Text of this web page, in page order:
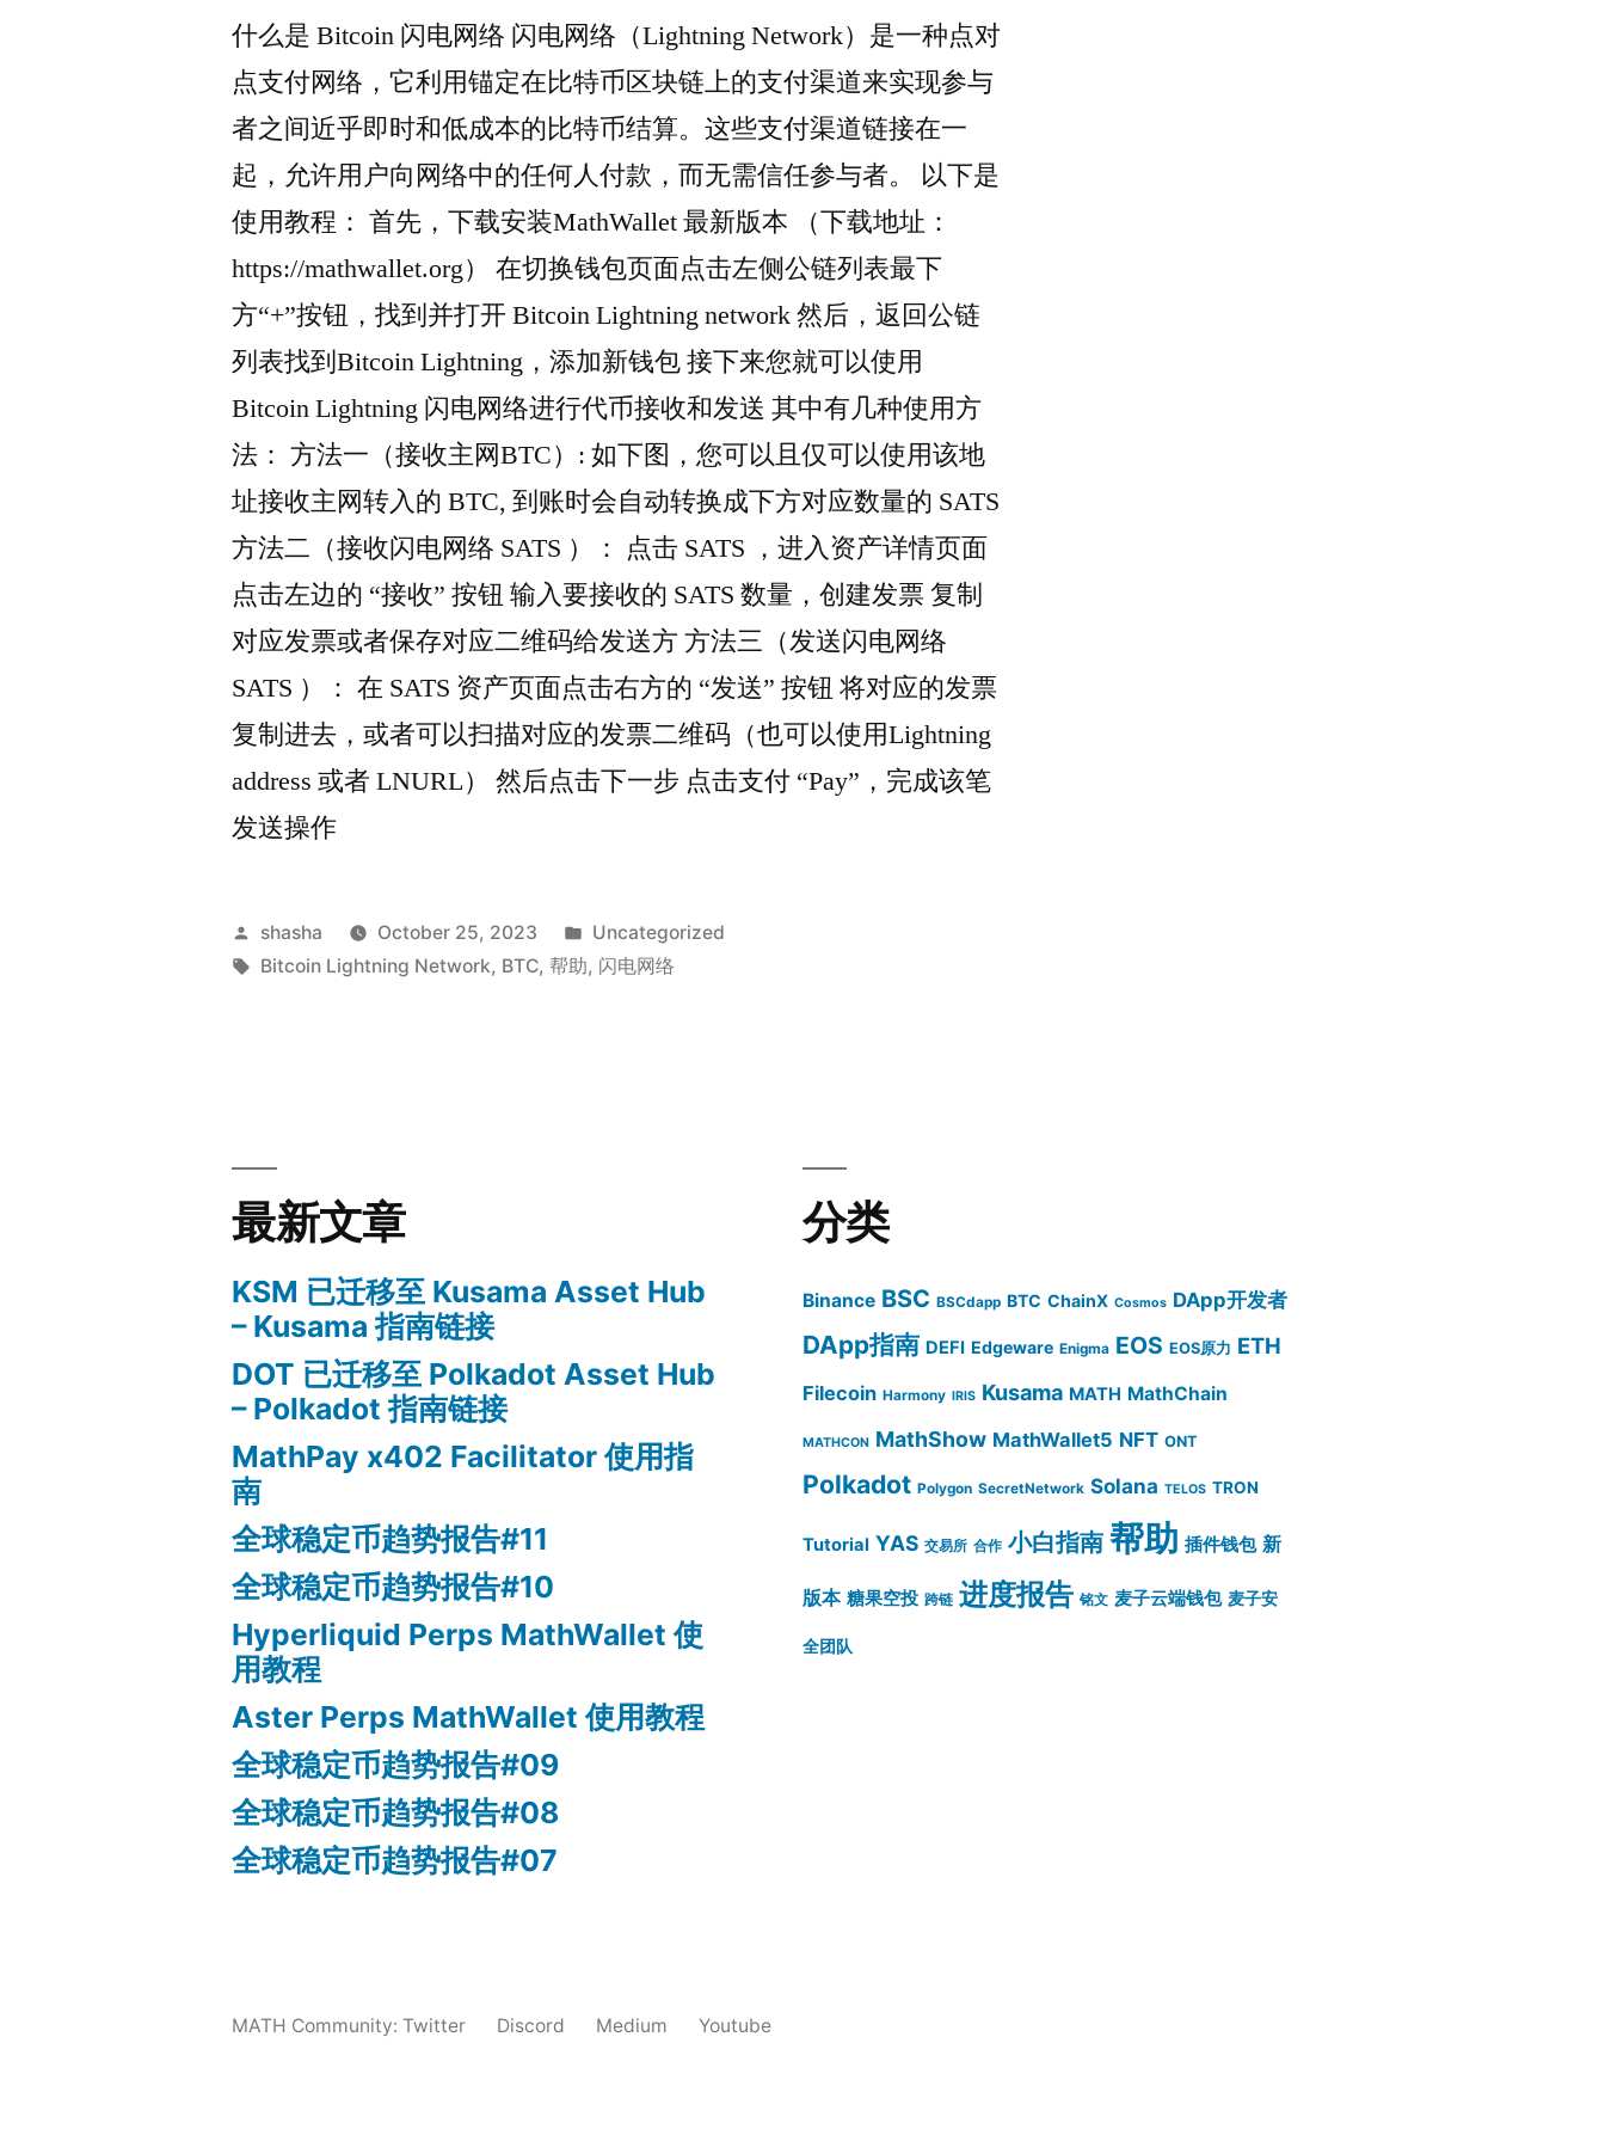
什么是 Bitcoin 闪电网络 闪电网络（Lightning Network）是一种点对
点支付网络，它利用锚定在比特币区块链上的支付渠道来实现参与
者之间近乎即时和低成本的比特币结算。这些支付渠道链接在一
起，允许用户向网络中的任何人付款，而无需信任参与者。 以下是
使用教程： 首先，下载安装MathWallet 最新版本 （下载地址：
https://mathwallet.org） 在切换钱包页面点击左侧公链列表最下
方“+”按钮，找到并打开 Bitcoin Lightning network 然后，返回公链
列表找到Bitcoin Lightning，添加新钱包 接下来您就可以使用
Bitcoin Lightning 闪电网络进行代币接收和发送 其中有几种使用方
法： 方法一（接收主网BTC）: 如下图，您可以且仅可以使用该地
址接收主网转入的 BTC, 到账时会自动转换成下方对应数量的 SATS
方法二（接收闪电网络 SATS ）： 点击 SATS ，进入资产详情页面
点击左边的 “接收” 按钮 输入要接收的 SATS 数量，创建发票 复制
对应发票或者保存对应二维码给发送方 方法三（发送闪电网络
SATS ）： 在 SATS 资产页面点击右方的 “发送” 按钮 将对应的发票
复制进去，或者可以扫描对应的发票二维码（也可以使用Lightning
address 或者 LNURL） 然后点击下一步 点击支付 “Pay”，完成该笔
发送操作
Posted
by
shasha October 25, 2023
Posted
in
Uncategorized
Tags:
Bitcoin Lightning Network, BTC,帮助, 闪电网络
最新文章
KSM 已迁移至 Kusama Asset Hub
– Kusama 指南链接
DOT 已迁移至 Polkadot Asset Hub
– Polkadot 指南链接
MathPay x402 Facilitator 使用指
南
全球稳定币趋势报告#11
全球稳定币趋势报告#10
Hyperliquid Perps MathWallet 使
用教程
Aster Perps MathWallet 使用教程
全球稳定币趋势报告#09
全球稳定币趋势报告#08
全球稳定币趋势报告#07
分类
Binance BSC BSCdapp BTC ChainX Cosmos DApp开发者
DApp指南 DEFI Edgeware Enigma EOS EOS原力 ETH
Filecoin Harmony IRIS Kusama MATH MathChain
MATHCON MathShow MathWallet5 NFT ONT
Polkadot Polygon SecretNetwork Solana TELOS TRON
Tutorial YAS 交易所 合作 小白指南 帮助 插件钱包 新
版本 糖果空投 跨链 进度报告 铭文 麦子云端钱包 麦子安
全团队
MATH Community:Twitter Discord Medium Youtube